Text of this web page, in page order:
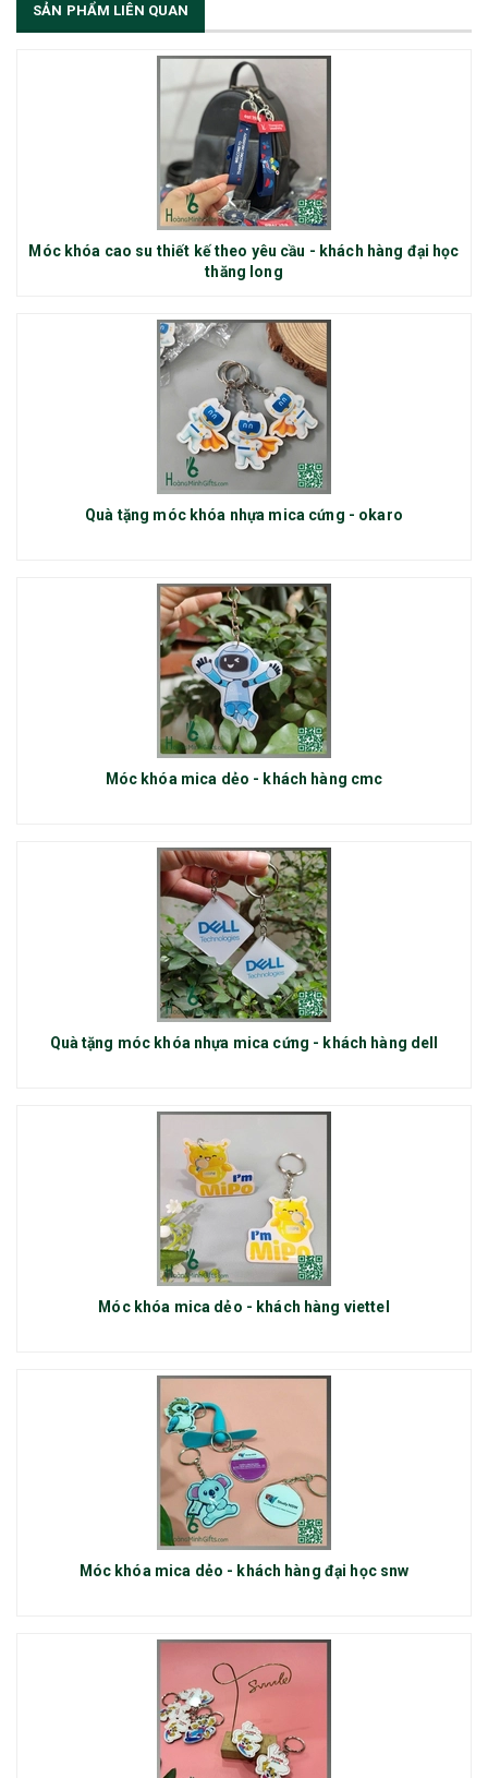
SẢN PHẨM LIÊN QUAN
Móc khóa cao su thiết kế theo yêu cầu - khách hàng đại học
thăng long
Quà tặng móc khóa nhựa mica cứng - okaro
Móc khóa mica dẻo - khách hàng cmc
Quà tặng móc khóa nhựa mica cứng - khách hàng dell
Móc khóa mica dẻo - khách hàng viettel
Móc khóa mica dẻo - khách hàng đại học snw